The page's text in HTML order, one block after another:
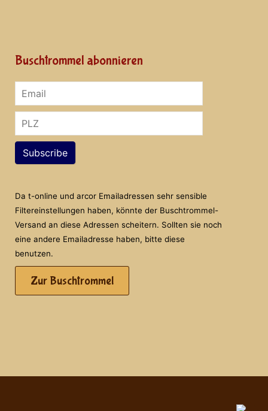
Buschtrommel abonnieren
Subscribe
Da t-online und arcor Emailadressen sehr sensible
Filtereinstellungen haben, könnte der Buschtrommel-
Versand an diese Adressen scheitern. Sollten sie noch
eine andere Emailadresse haben, bitte diese
benutzen.
Zur Buschtrommel